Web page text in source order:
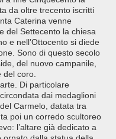
da oltre trecento iscritti
Caterina venne
del Settecento la chiesa
e nell’Ottocento si diede
Sono di questo secolo
del nuovo campanile,
del coro.
Di particolare
dai medaglioni
Carmelo, datata tra
poi un corredo scultoreo
l’altare già dedicato a